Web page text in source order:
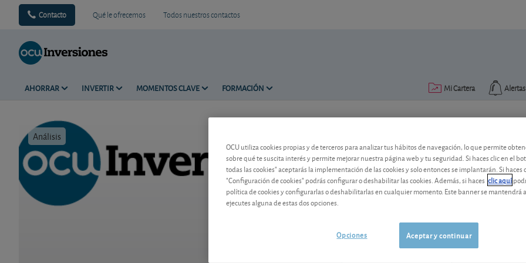
Contacto Qué le ofrecemos Todos nuestros contactos
AHORRAR INVERTIR MOMENTOS CLAVE FORMACIÓN Alertas
Mi Cartera
Análisis
Gas Natural: suprime el
El grupo gasista español suprimirá el
ampliaciones de capital liberadas.
OCU utiliza cookies propias y de terceros para analizar tus hábitos de navegación, lo que permite
sobre qué te suscita interés y permite mejorar nuestra página web y tu seguridad. Si haces clic en el
todas las cookies" aceptarás la implementación de las cookies y solo entonces se implantarán. Si haces
"Configuración de cookies" podrás configurar o deshabilitar las cookies. Además, si haces clic aquí
política de cookies y configurarlas o deshabilitarlas en cualquier momento. Este banner se mantendrá
ejecutes alguna de estas dos opciones.
Aceptar y continuar
Opciones